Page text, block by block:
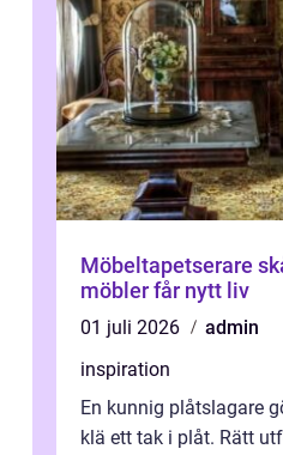
Möbeltapetserare skåne när
möbler får nytt liv
01 juli 2026
admin
inspiration
En kunnig plåtslagare
klä ett tak i plåt. Rätt